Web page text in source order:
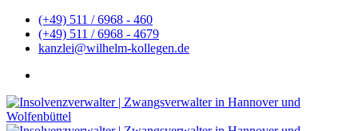
(+49) 511 / 6968 - 460
(+49) 511 / 6968 - 4679
kanzlei@wilhelm-kollegen.de